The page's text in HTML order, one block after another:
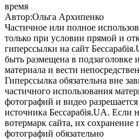
время
Автор:Ольга Архипенко
Частичное или полное
только при условии прямой и
гиперссылки на сайт
быть размещена в подзаголовке
материала и вести
Гиперссылка обязательна вне
частичного использования
фотографий и видео
источника Бессарабія.UA. Если
вотермарк сайта, их сохранение
фотографий обязательно